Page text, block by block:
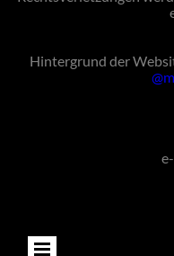
Hintergrund der